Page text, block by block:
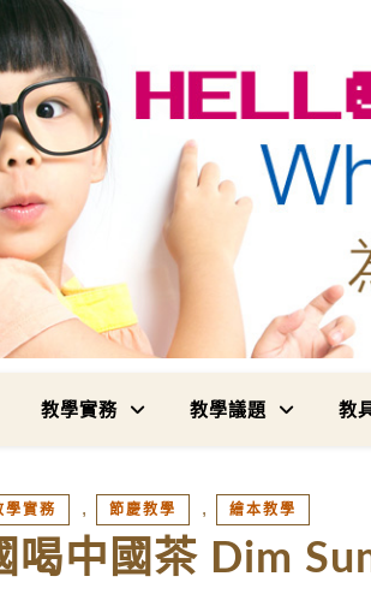
教學實務 教學議題 教
學實務 , 節慶教學 , 繪本教學
喝中國茶 Dim